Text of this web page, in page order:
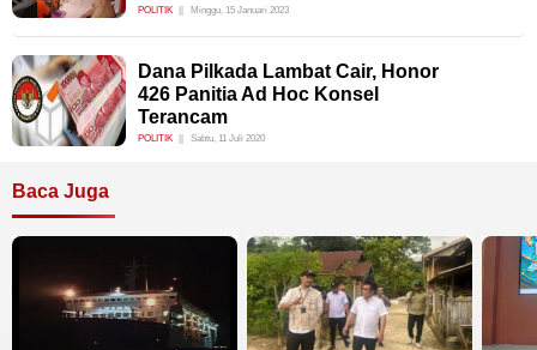
POLITIK Minggu, 15 Januari 2023
Dana Pilkada Lambat Cair, Honor
426 Panitia Ad Hoc Konsel
Terancam
POLITIK Sabtu, 11 Juli 2020
Baca Juga